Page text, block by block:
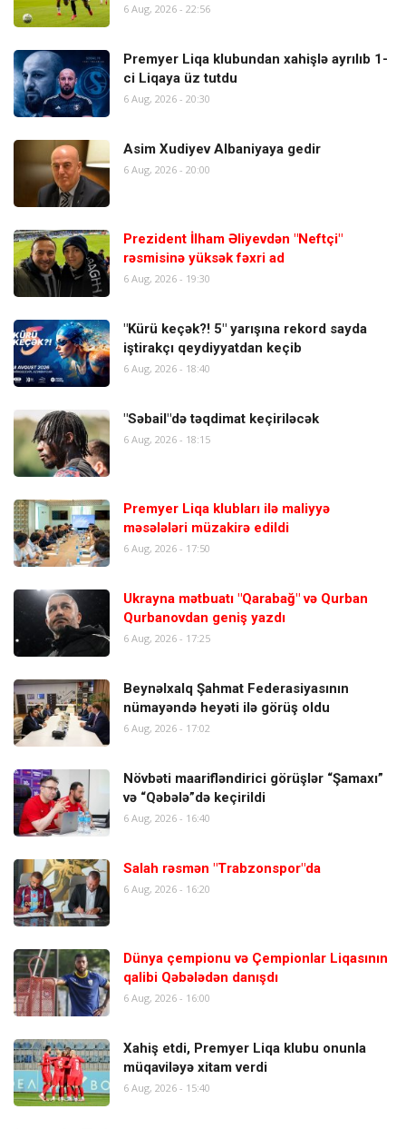
6 Aug, 2026 - 22:56
Premyer Liqa klubundan xahişlə ayrılıb 1-
ci Liqaya üz tutdu
6 Aug, 2026 - 20:30
Asim Xudiyev Albaniyaya gedir
6 Aug, 2026 - 20:00
Prezident İlham Əliyevdən "Neftçi"
rəsmisinə yüksək fəxri ad
6 Aug, 2026 - 19:30
"Kürü keçək?! 5" yarışına rekord sayda
iştirakçı qeydiyyatdan keçib
6 Aug, 2026 - 18:40
"Səbail"də təqdimat keçiriləcək
6 Aug, 2026 - 18:15
Premyer Liqa klubları ilə maliyyə
məsələləri müzakirə edildi
6 Aug, 2026 - 17:50
Ukrayna mətbuatı "Qarabağ" və Qurban
Qurbanovdan geniş yazdı
6 Aug, 2026 - 17:25
Beynəlxalq Şahmat Federasiyasının
nümayəndə heyəti ilə görüş oldu
6 Aug, 2026 - 17:02
Növbəti maarifləndirici görüşlər “Şamaxı”
və “Qəbələ”də keçirildi
6 Aug, 2026 - 16:40
Salah rəsmən "Trabzonspor"da
6 Aug, 2026 - 16:20
Dünya çempionu və Çempionlar Liqasının
qalibi Qəbələdən danışdı
6 Aug, 2026 - 16:00
Xahiş etdi, Premyer Liqa klubu onunla
müqaviləyə xitam verdi
6 Aug, 2026 - 15:40